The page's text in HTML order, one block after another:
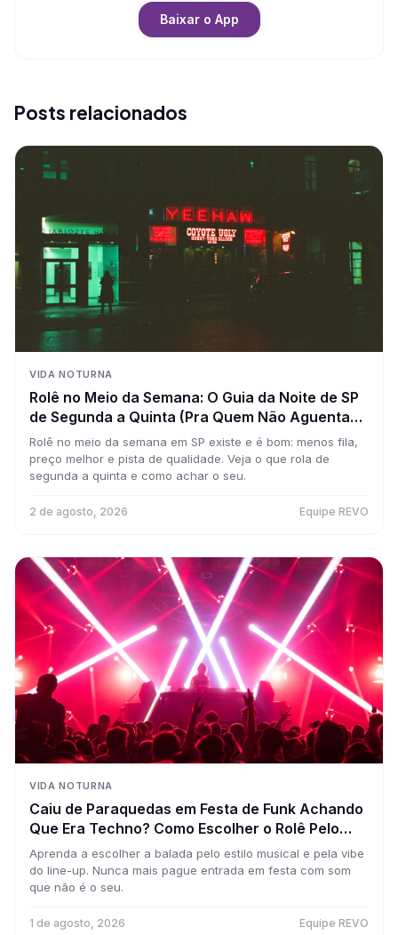
Baixar o App
Posts relacionados
VIDA NOTURNA
Rolê no Meio da Semana: O Guia da Noite de SP
de Segunda a Quinta (Pra Quem Não Aguenta
Esperar o Sábado)
Rolê no meio da semana em SP existe e é bom: menos fila,
preço melhor e pista de qualidade. Veja o que rola de
segunda a quinta e como achar o seu.
2 de agosto, 2026 Equipe REVO
VIDA NOTURNA
Caiu de Paraquedas em Festa de Funk Achando
Que Era Techno? Como Escolher o Rolê Pelo
Som e Nunca Mais Errar a Pista
Aprenda a escolher a balada pelo estilo musical e pela vibe
do line-up. Nunca mais pague entrada em festa com som
que não é o seu.
1 de agosto, 2026 Equipe REVO